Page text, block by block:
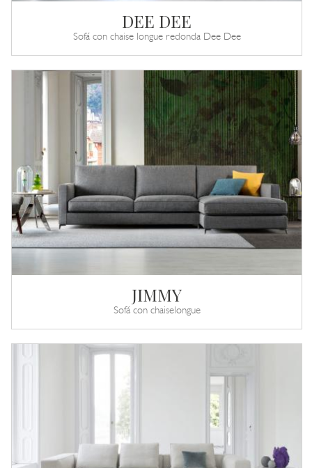
DEE DEE
Sofá con chaise longue redonda Dee Dee
JIMMY
Sofá con chaiselongue